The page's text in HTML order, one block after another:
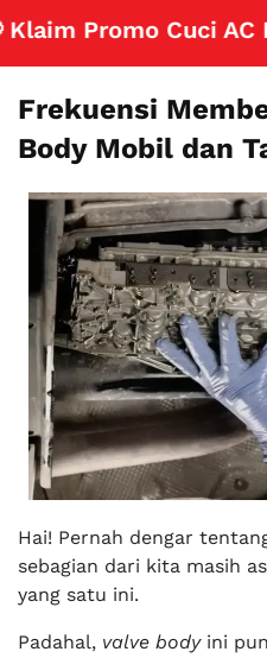
Promo Cuci AC
Frekuensi
Body Mobil dan
Hai! Pernah dengar
sebagian dari kita masih
yang satu ini.
Padahal, valve bodyini